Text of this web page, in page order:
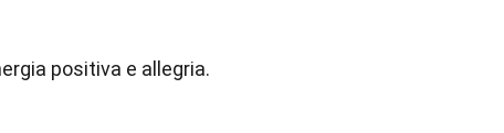
positiva e allegria.